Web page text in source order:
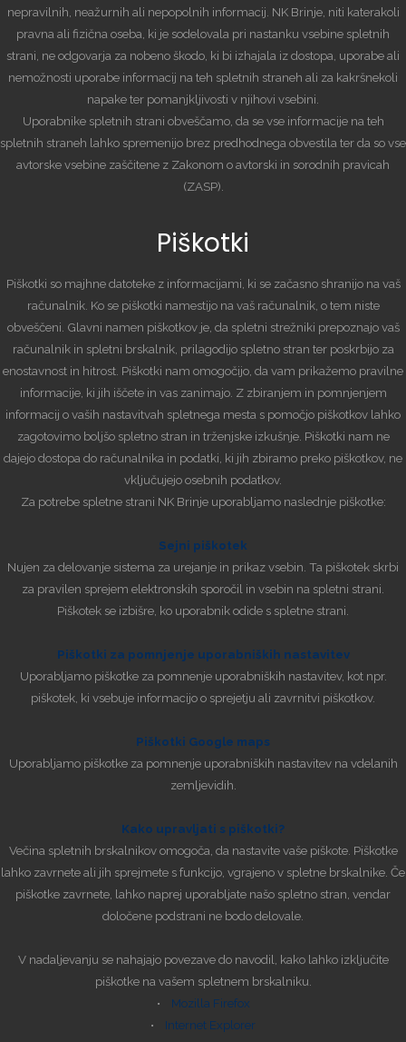
nepravilnih, neažurnih ali nepopolnih informacij. NK Brinje, niti katerakoli
pravna ali fizična oseba, ki je sodelovala pri nastanku vsebine spletnih
strani, ne odgovarja za nobeno škodo, ki bi izhajala iz dostopa, uporabe ali
nemožnosti uporabe informacij na teh spletnih straneh ali za kakršnekoli
napake ter pomanjkljivosti v njihovi vsebini.
Uporabnike spletnih strani obveščamo, da se vse informacije na teh
spletnih straneh lahko spremenijo brez predhodnega obvestila ter da so vse
avtorske vsebine zaščitene z Zakonom o avtorski in sorodnih pravicah
(ZASP).
Piškotki
Piškotki so majhne datoteke z informacijami, ki se začasno shranijo na vaš
računalnik. Ko se piškotki namestijo na vaš računalnik, o tem niste
obveščeni. Glavni namen piškotkov je, da spletni strežniki prepoznajo vaš
računalnik in spletni brskalnik, prilagodijo spletno stran ter poskrbijo za
enostavnost in hitrost. Piškotki nam omogočijo, da vam prikažemo pravilne
informacije, ki jih iščete in vas zanimajo. Z zbiranjem in pomnjenjem
informacij o vaših nastavitvah spletnega mesta s pomočjo piškotkov lahko
zagotovimo boljšo spletno stran in trženjske izkušnje. Piškotki nam ne
dajejo dostopa do računalnika in podatki, ki jih zbiramo preko piškotkov, ne
vključujejo osebnih podatkov.
Za potrebe spletne strani NK Brinje uporabljamo naslednje piškotke:
Sejni piškotek
Nujen za delovanje sistema za urejanje in prikaz vsebin. Ta piškotek skrbi
za pravilen sprejem elektronskih sporočil in vsebin na spletni strani.
Piškotek se izbišre, ko uporabnik odide s spletne strani.
Piškotki za pomnjenje uporabniških nastavitev
Uporabljamo piškotke za pomnenje uporabniških nastavitev, kot npr.
piškotek, ki vsebuje informacijo o sprejetju ali zavrnitvi piškotkov.
Piškotki Google maps
Uporabljamo piškotke za pomnenje uporabniških nastavitev na vdelanih
zemljevidih.
Kako upravljati s piškotki?
Večina spletnih brskalnikov omogoča, da nastavite vaše piškote. Piškotke
lahko zavrnete ali jih sprejmete s funkcijo, vgrajeno v spletne brskalnike. Če
piškotke zavrnete, lahko naprej uporabljate našo spletno stran, vendar
določene podstrani ne bodo delovale.
V nadaljevanju se nahajajo povezave do navodil, kako lahko izključite
piškotke na vašem spletnem brskalniku.
• Mozilla Firefox
• Internet Explorer